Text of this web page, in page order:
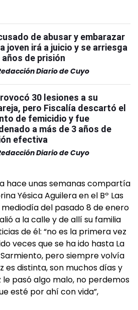
de abusar y embarazar
joven irá a juicio y se arriesga
años de prisión
Diario de Cuyo
30 lesiones a su
pero Fiscalía descartó el
de femicidio y fue
a más de 3 años de
efectiva
Diario de Cuyo
hace unas semanas compartía
Yésica Aguilera en el Bº Las
mediodía del pasado 8 de enero
a la calle y de allí su familia
de él: “no es la primera vez
veces que se ha ido hasta La
pero siempre volvía
es distinta, son muchos días y
pasó algo malo, no perdemos
esté por ahí con vida”,